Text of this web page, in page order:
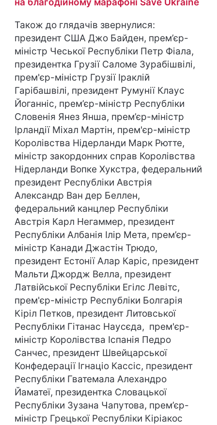
на благодійному марафоні Save Ukraine
Також до глядачів звернулися:
президент США Джо Байден, прем’єр-
міністр Чеської Республіки Петр Фіала,
президентка Грузії Саломе Зурабішвілі,
прем'єр-міністр Грузії Іраклій
Гарібашвілі, президент Румунії Клаус
Йоганніс, прем’єр-міністр Республіки
Словенія Янез Янша, прем’єр-міністр
Ірландії Міхал Мартін, прем'єр-міністр
Королівства Нідерланди Марк Рютте,
міністр закордонних справ Королівства
Нідерланди Вопке Хукстра, федеральний
президент Республіки Австрія
Александр Ван дер Беллен,
федеральний канцлер Республіки
Австрія Карл Негаммер, президент
Республіки Албанія Ілір Мета, прем’єр-
міністр Канади Джастін Трюдо,
президент Естонії Алар Каріс, президент
Мальти Джордж Велла, президент
Латвійської Республіки Егілс Левітс,
прем'єр-міністр Республіки Болгарія
Кіріл Петков, президент Литовської
Республіки Гітанас Наусєда, прем'єр-
міністр Королівства Іспанія Педро
Санчес, президент Швейцарської
Конфедерації Ігнаціо Кассіс, президент
Республіки Гватемала Алехандро
Йаматеї, президентка Словацької
Республіки Зузана Чапутова, прем’єр-
міністр Грецької Республіки Кіріакос